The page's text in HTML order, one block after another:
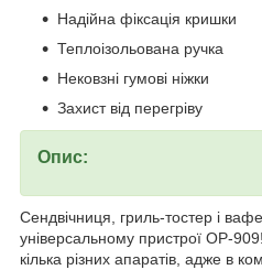
Надійна фіксація кришки
Теплоізольована ручка
Нековзні гумові ніжки
Захист від перегріву
Опис:
Сендвічниця, гриль-тостер і
універсальному пристрої OP-
кілька різних апаратів, адже в